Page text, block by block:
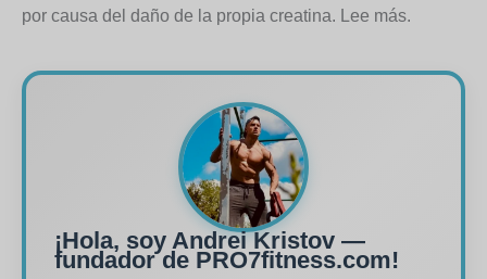
por causa del daño de la propia creatina. Lee más.
¡Hola, soy Andrei Kristov —
fundador de PRO7fitness.com!